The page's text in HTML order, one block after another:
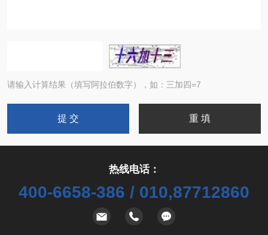
请输入计算结果（填写阿拉伯数字），如：三加四=7
热线电话：
400-6658-386 / 010,87712860